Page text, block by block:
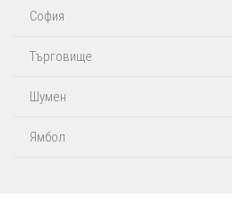
София
Търговище
Шумен
Ямбол